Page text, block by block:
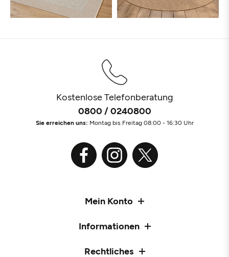
Kostenlose Telefonberatung
0800 / 0240800
Sie erreichen uns: Montag bis Freitag 08:00 - 16:30 Uhr
Mein Konto
Informationen
Rechtliches